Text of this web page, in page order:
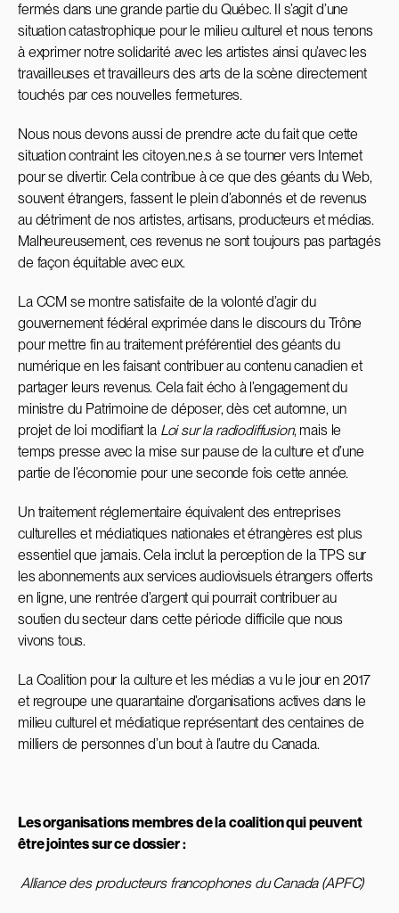
fermés dans une grande partie du Québec. Il s’agit d’une
situation catastrophique pour le milieu culturel et nous tenons
à exprimer notre solidarité avec les artistes ainsi qu’avec les
travailleuses et travailleurs des arts de la scène directement
touchés par ces nouvelles fermetures.
Nous nous devons aussi de prendre acte du fait que cette
situation contraint les citoyen.ne.s à se tourner vers Internet
pour se divertir. Cela contribue à ce que des géants du Web,
souvent étrangers, fassent le plein d’abonnés et de revenus
au détriment de nos artistes, artisans, producteurs et médias.
Malheureusement, ces revenus ne sont toujours pas partagés
de façon équitable avec eux.
La CCM se montre satisfaite de la volonté d’agir du
gouvernement fédéral exprimée dans le discours du Trône
pour mettre fin au traitement préférentiel des géants du
numérique en les faisant contribuer au contenu canadien et
partager leurs revenus. Cela fait écho à l’engagement du
ministre du Patrimoine de déposer, dès cet automne, un
projet de loi modifiant laLoi sur la radiodiffusion, mais le
temps presse avec la mise sur pause de la culture et d’une
partie de l’économie pour une seconde fois cette année.
Un traitement réglementaire équivalent des entreprises
culturelles et médiatiques nationales et étrangères est plus
essentiel que jamais. Cela inclut la perception de la TPS sur
les abonnements aux services audiovisuels étrangers offerts
en ligne, une rentrée d’argent qui pourrait contribuer au
soutien du secteur dans cette période difficile que nous
vivons tous.
La Coalition pour la culture et les médias a vu le jour en 2017
et regroupe une quarantaine d’organisations actives dans le
milieu culturel et médiatique représentant des centaines de
milliers de personnes d’un bout à l’autre du Canada.
Les organisations membres de la coalition qui peuvent
être jointes sur ce dossier :
Alliance des producteurs francophones du Canada (APFC)